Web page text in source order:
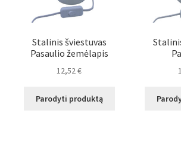
Stalinis šviestuvas
Pasaulio žemėlapis
12,52€
Parodyti produktą